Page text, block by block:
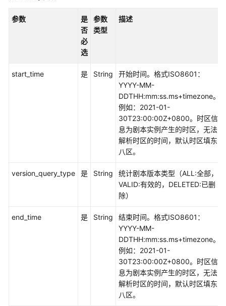
读
安
参数
是
否
必
选
参数
类型
描述
start_time 是 String
开始时间。格式ISO8601：
YYYY-MM-
DDTHH:mm:ss.ms+timezone。
例如：2021-01-
30T23:00:00Z+0800。时区信
息为剧本实例产生的时区，无法
解析时区的时间，默认时区填东
八区。
version_query_type 是 String
统计剧本版本类型（ALL:全部，
VALID:有效的，DELETED:已删
除）
end_time 是 String
结束时间。格式ISO8601：
YYYY-MM-
DDTHH:mm:ss.ms+timezone。
例如：2021-01-
30T23:00:00Z+0800。时区信
息为剧本实例产生的时区，无法
解析时区的时间，默认时区填东
八区。